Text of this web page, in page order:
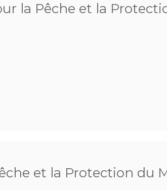
la Pêche et la
et la Protection du